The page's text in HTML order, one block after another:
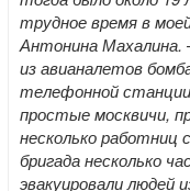
трудное время в
Антонина Махалина.
из авианалетов
телефонной
простые москвичи,
несколько
бригада несколько
эвакуировали